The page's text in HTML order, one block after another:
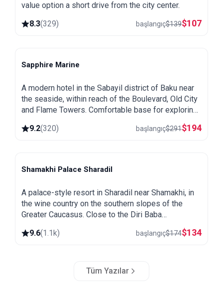
value option a short drive from the city center.
8.3(329) başlangıç$139$107
Baku
Sapphire Marine
A modern hotel in the Sabayil district of Baku near
the seaside, within reach of the Boulevard, Old City
and Flame Towers. Comfortable base for exploring
9.2(320) başlangıç$291$194
Shamakhi
Shamakhi Palace Sharadil
A palace-style resort in Sharadil near Shamakhi, in
the wine country on the southern slopes of the
Greater Caucasus. Close to the Diri Baba
Pirqulu forests.
9.6(1.1k) başlangıç$174$134
Tüm Yazılar